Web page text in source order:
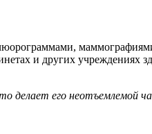
и других учреждениях
делает его неотъемлемой